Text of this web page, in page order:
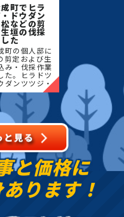
町でヒラ
ドウダン
などの剪
垣の伐採
た
町の個人邸に
剪定および生
み・伐採作業
た。ヒラドツ
ダンツツジ・
、松、キンモ
、地域の住宅
される樹種を
形を整えなが
と価格に
ります！